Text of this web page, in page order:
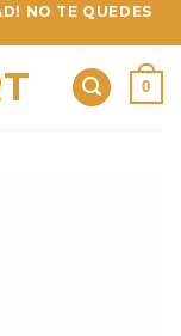
NO TE QUEDES
0